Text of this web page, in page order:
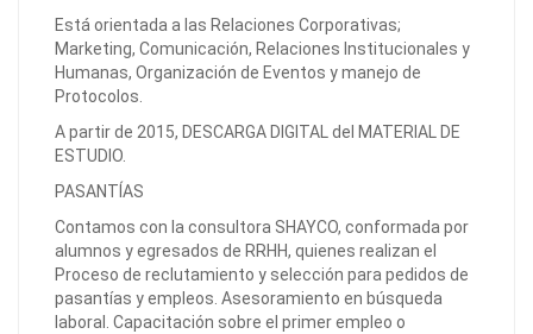
Está orientada a las Relaciones Corporativas;
Marketing, Comunicación, Relaciones Institucionales y
Humanas, Organización de Eventos y manejo de
Protocolos.
A partir de 2015, DESCARGA DIGITAL del MATERIAL DE
ESTUDIO.
PASANTÍAS
Contamos con la consultora SHAYCO, conformada por
alumnos y egresados de RRHH, quienes realizan el
Proceso de reclutamiento y selección para pedidos de
pasantías y empleos. Asesoramiento en búsqueda
laboral. Capacitación sobre el primer empleo o